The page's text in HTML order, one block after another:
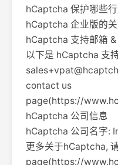
hCaptcha 保护哪些行
hCaptcha 企业版的关
hCaptcha 支持邮箱
以下是 hCaptcha 支
contact us
page(https://
hCaptcha 公司信息
hCaptcha 公司名字:
更多关于hCaptcha,
page(https://